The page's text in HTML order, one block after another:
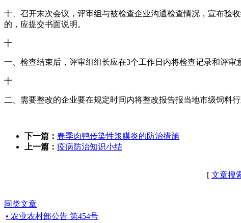
十、召开末次会议，评审组与被检查企业沟通检查情况，宣布验
的，应提交书面说明。
十
一、检查结束后，评审组组长应在3个工作日内将检查记录和评审
十
二、需要整改的企业要在规定时间内将整改报告报当地市级饲料
下一篇： 春季肉鸭传染性浆膜炎的防治措施
上一篇： 疫病防治知识小结
[ 文章搜
同类文章
• 农业农村部公告 第454号